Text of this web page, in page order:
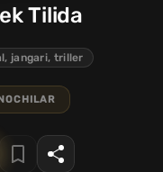
Tilida
jangari, triller